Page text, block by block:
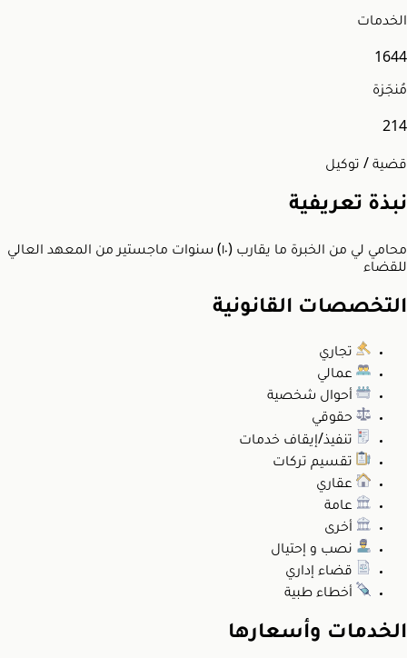
الخدمات
1644
مُنجَزة
214
قضية / توكيل
نبذة تعريفية
محامي لي من الخبرة ما يقارب (١٠) سنوات ماجستير من المعهد العالي
للقضاء
التخصصات القانونية
تجاري
عمالي
أحوال شخصية
حقوقي
تنفيذ/إيقاف خدمات
تقسيم تركات
عقاري
عامة
أخرى
نصب و إحتيال
قضاء إداري
أخطاء طبية
الخدمات وأسعارها